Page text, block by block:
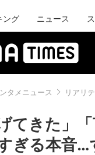
ング ニュース
タメニュース リアリ
げてきた」
ぎる本音…